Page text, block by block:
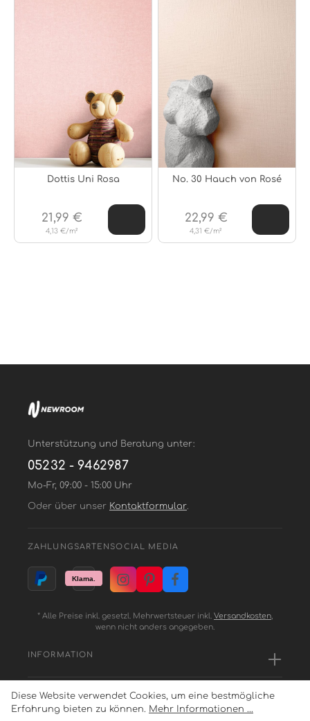
Dottis Uni Rosa
4,13 €/m²
21,99 €
No. 30 Hauch von Rosé
4,31 €/m²
22,99 €
Unterstützung und Beratung unter:
05232 - 9462987
Mo-Fr, 09:00 - 15:00 Uhr
Oder über unser Kontaktformular.
ZAHLUNGSARTEN SOCIAL MEDIA
* Alle Preise inkl. gesetzl. Mehrwertsteuer inkl. Versandkosten,
wenn nicht anders angegeben.
INFORMATION
SERVICE
Diese Website verwendet Cookies, um eine bestmögliche
Erfahrung bieten zu können. Mehr Informationen ...